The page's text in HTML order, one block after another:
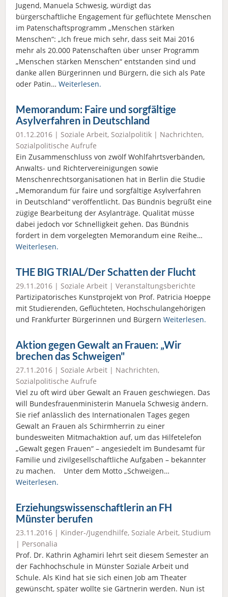
Jugend, Manuela Schwesig, würdigt das
bürgerschaftliche Engagement für geflüchtete Menschen
im Patenschaftsprogramm „Menschen stärken
Menschen“: „Ich freue mich sehr, dass seit Mai 2016
mehr als 20.000 Patenschaften über unser Programm
„Menschen stärken Menschen“ entstanden sind und
danke allen Bürgerinnen und Bürgern, die sich als Pate
oder Patin… Weiterlesen.
Memorandum: Faire und sorgfältige
Asylverfahren in Deutschland
01.12.2016 | Soziale Arbeit, Sozialpolitik | Nachrichten,
Sozialpolitische Aufrufe
Ein Zusammenschluss von zwölf Wohlfahrtsverbänden,
Anwalts- und Richtervereinigungen sowie
Menschenrechtsorganisationen hat in Berlin die Studie
„Memorandum für faire und sorgfältige Asylverfahren
in Deutschland“ veröffentlicht. Das Bündnis begrüßt eine
zügige Bearbeitung der Asylanträge. Qualität müsse
dabei jedoch vor Schnelligkeit gehen. Das Bündnis
fordert in dem vorgelegten Memorandum eine Reihe…
Weiterlesen.
THE BIG TRIAL/Der Schatten der Flucht
29.11.2016 | Soziale Arbeit | Veranstaltungsberichte
Partizipatorisches Kunstprojekt von Prof. Patricia Hoeppe
mit Studierenden, Geflüchteten, Hochschulangehörigen
und Frankfurter Bürgerinnen und Bürgern Weiterlesen.
Aktion gegen Gewalt an Frauen: „Wir
brechen das Schweigen"
27.11.2016 | Soziale Arbeit | Nachrichten,
Sozialpolitische Aufrufe
Viel zu oft wird über Gewalt an Frauen geschwiegen. Das
will Bundesfrauenministerin Manuela Schwesig ändern.
Sie rief anlässlich des Internationalen Tages gegen
Gewalt an Frauen als Schirmherrin zu einer
bundesweiten Mitmachaktion auf, um das Hilfetelefon
„Gewalt gegen Frauen“ – angesiedelt im Bundesamt für
Familie und zivilgesellschaftliche Aufgaben – bekannter
zu machen. Unter dem Motto „Schweigen…
Weiterlesen.
Erziehungswissenschaftlerin an FH
Münster berufen
23.11.2016 | Kinder-/Jugendhilfe, Soziale Arbeit, Studium
| Personalia
Prof. Dr. Kathrin Aghamiri lehrt seit diesem Semester an
der Fachhochschule in Münster Soziale Arbeit und
Schule. Als Kind hat sie sich einen Job am Theater
gewünscht, später wollte sie Gärtnerin werden. Nun ist